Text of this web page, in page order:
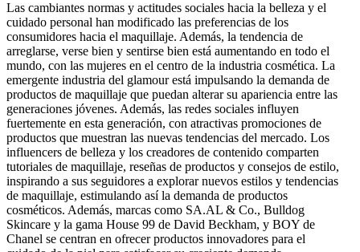
Las cambiantes normas y actitudes sociales hacia la belleza y el
cuidado personal han modificado las preferencias de los
consumidores hacia el maquillaje. Además, la tendencia de
arreglarse, verse bien y sentirse bien está aumentando en todo el
mundo, con las mujeres en el centro de la industria cosmética. La
emergente industria del glamour está impulsando la demanda de
productos de maquillaje que puedan alterar su apariencia entre las
generaciones jóvenes. Además, las redes sociales influyen
fuertemente en esta generación, con atractivas promociones de
productos que muestran las nuevas tendencias del mercado. Los
influencers de belleza y los creadores de contenido comparten
tutoriales de maquillaje, reseñas de productos y consejos de estilo,
inspirando a sus seguidores a explorar nuevos estilos y tendencias
de maquillaje, estimulando así la demanda de productos
cosméticos. Además, marcas como SA.AL & Co., Bulldog
Skincare y la gama House 99 de David Beckham, y BOY de
Chanel se centran en ofrecer productos innovadores para el